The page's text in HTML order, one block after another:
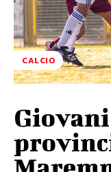
CALCIO